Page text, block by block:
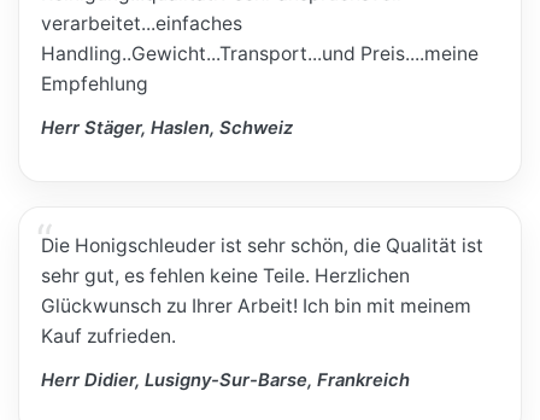
verarbeitet...einfaches
Handling..Gewicht...Transport...und Preis....meine
Empfehlung
Herr Stäger, Haslen, Schweiz
Die Honigschleuder ist sehr schön, die Qualität ist
sehr gut, es fehlen keine Teile. Herzlichen
Glückwunsch zu Ihrer Arbeit! Ich bin mit meinem
Kauf zufrieden.
Herr Didier, Lusigny-Sur-Barse, Frankreich